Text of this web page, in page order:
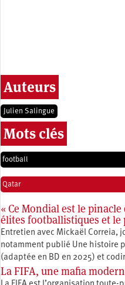
Auteurs
Julien Salingue
Mots clés
football
Qatar
« Ce Mondial est le
élites footballistiques et le
Entretien avec Mickaël Correia,
notamment publié Une histoire
(adaptée en BD en 2025) et
La FIFA, une mafia